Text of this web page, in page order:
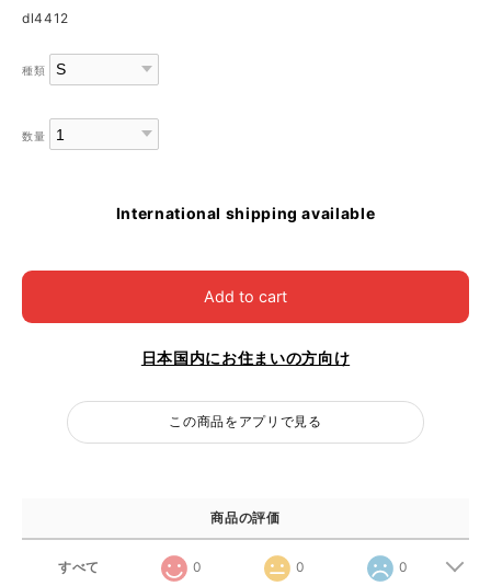
dl4412
種類
数量
International shipping available
Add to cart
日本国内にお住まいの方向け
この商品をアプリで見る
商品の評価
すべて 0 0 0